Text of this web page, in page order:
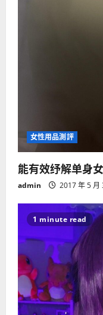
女性用品測評
能有效纾解单身
admin 2017 年 5 月
1 minute read